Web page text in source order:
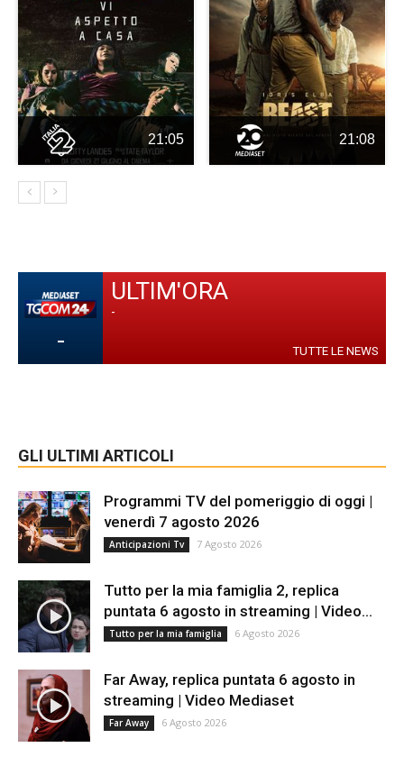
21:05 21:08
-
ULTIM'ORA
-
TUTTE LE NEWS
GLI ULTIMI ARTICOLI
Programmi TV del pomeriggio di oggi |
venerdì 7 agosto 2026
Anticipazioni Tv 7 Agosto 2026
Tutto per la mia famiglia 2, replica
puntata 6 agosto in streaming | Video...
Tutto per la mia famiglia 6 Agosto 2026
Far Away, replica puntata 6 agosto in
streaming | Video Mediaset
Far Away 6 Agosto 2026